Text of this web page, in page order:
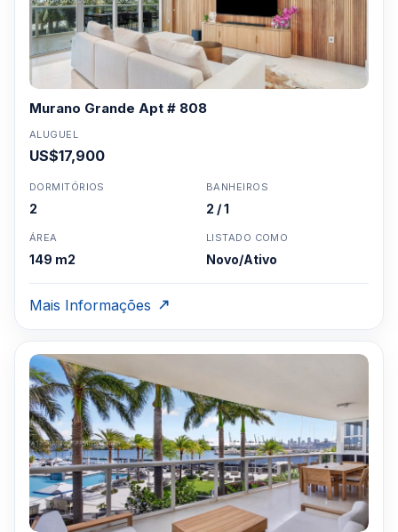
Murano Grande Apt # 808
ALUGUEL
US$17,900
DORMITÓRIOS
2
BANHEIROS
2 / 1
ÁREA
149 m2
LISTADO COMO
Novo/Ativo
Mais Informações